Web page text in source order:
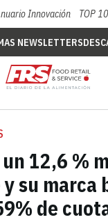
Innovación TOP
NEWSLETTERS
12,6 %
su marca
de